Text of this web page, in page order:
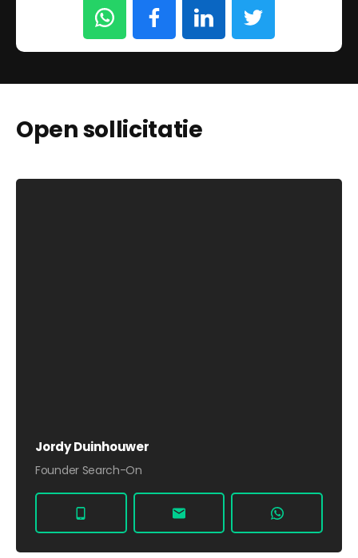
Open sollicitatie
Jordy Duinhouwer
Founder Search-On